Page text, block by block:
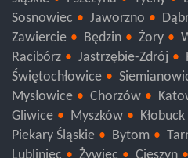
śląskie
Pszczyna Tychy
Sosnowiec
Jaworzno
Zawiercie
Będzin Żory
Racibórz
Jastrzębie-Zdrój
Świętochłowice
Mysłowice
Chorzów
Gliwice
Myszków Kłobuck
Piekary Śląskie
Bytom